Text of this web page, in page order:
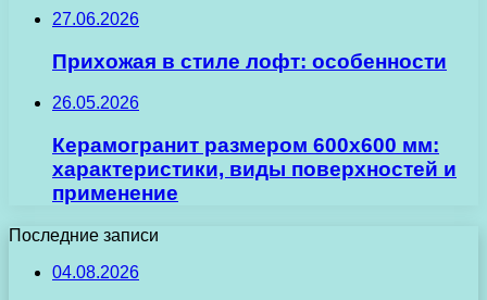
27.06.2026
Прихожая в стиле лофт: особенности
26.05.2026
Керамогранит размером 600х600 мм:
характеристики, виды поверхностей и
применение
Последние записи
04.08.2026